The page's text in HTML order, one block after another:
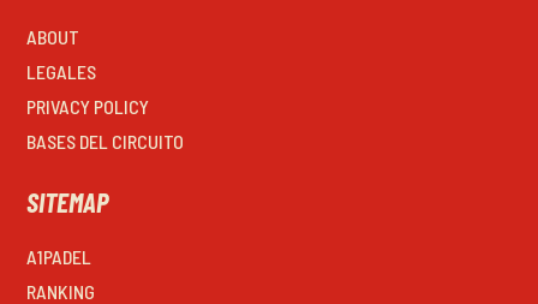
ABOUT
LEGALES
PRIVACY POLICY
BASES DEL CIRCUITO
SITEMAP
A1PADEL
RANKING